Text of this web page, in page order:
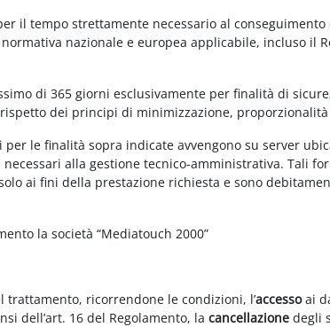
il tempo strettamente necessario al
nazionale e europea applicabile, incluso il
di 365 giorni esclusivamente per finalità di
dei principi di minimizzazione,
le finalità sopra indicate avvengono su server
alla gestione tecnico-amministrativa. Tali
ai fini della prestazione richiesta e sono
la società “Mediatouch 2000”
trattamento, ricorrendone le condizioni, l’accessoai
dell’art. 16 del Regolamento, lacancellazione degli